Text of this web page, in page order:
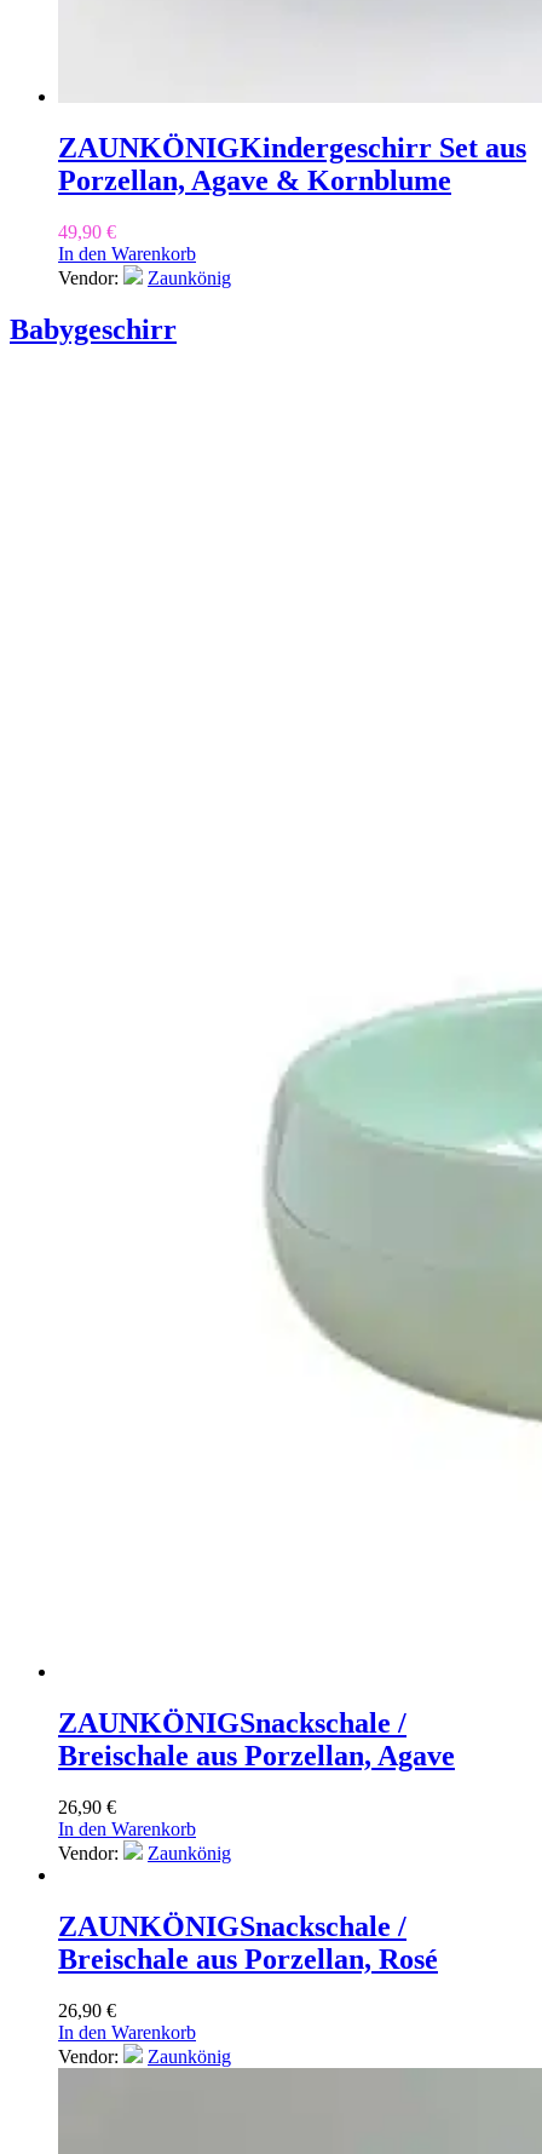
ZAUNKÖNIGKindergeschirr Set aus
Porzellan, Agave & Kornblume
49,90 €
In den Warenkorb
Vendor:
Zaunkönig
Babygeschirr
ZAUNKÖNIGSnackschale /
Breischale aus Porzellan, Agave
26,90 €
In den Warenkorb
Vendor:
Zaunkönig
ZAUNKÖNIGSnackschale /
Breischale aus Porzellan, Rosé
26,90 €
In den Warenkorb
Vendor:
Zaunkönig